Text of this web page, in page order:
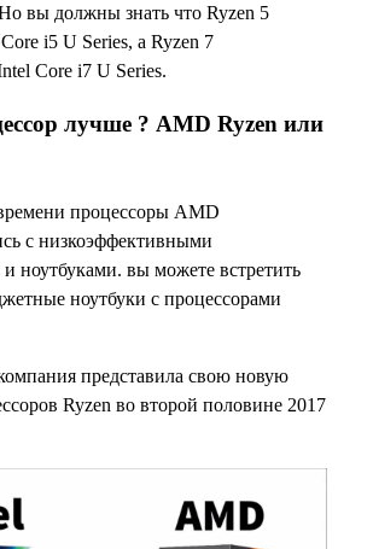
вы должны знать что Ryzen 5
i5 U Series, а Ryzen 7
Core i7 U Series.
лучше ? AMD Ryzen или
процессоры AMD
с низкоэффективными
ноутбуками. вы можете встретить
ноутбуки с процессорами
представила свою новую
Ryzen во второй половине 2017